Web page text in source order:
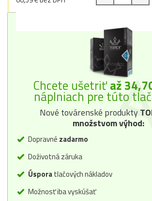
Chcete ušetriťaž
náplniach pre túto
Nové továrenské produkty
množstvom výhod:
Dopravné zadarmo
Doživotná záruka
Úsporatlačových nákladov
Možnosť iba vyskúšať